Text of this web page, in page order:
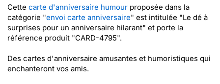
Cette carte d'anniversaire humour proposée dans la
catégorie "envoi carte anniversaire" est intitulée "Le dé à
surprises pour un anniversaire hilarant" et porte la
référence produit "CARD-4795".
Des cartes d'anniversaire amusantes et humoristiques qui
enchanteront vos amis.